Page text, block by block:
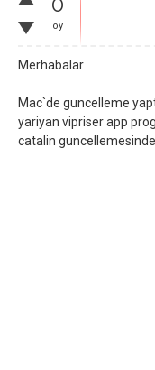
oy
Merhabalar
Mac`de guncelleme
yariyan vipriser app
catalin